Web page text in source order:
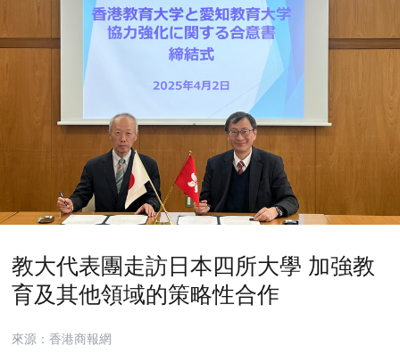
教大代表團走訪日本四所大學 加強教
育及其他領域的策略性合作
來源：香港商報網